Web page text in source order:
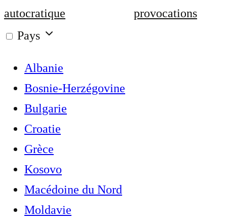
autocratique
provocations
Pays
Albanie
Bosnie-Herzégovine
Bulgarie
Croatie
Grèce
Kosovo
Macédoine du Nord
Moldavie